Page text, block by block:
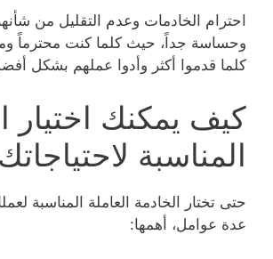
احترام الخادمات وعدم التقليل من
وحساسة جداً، حيث كلما كنت محترماً
كلما قدموا أكثر وأدوا عملهم بشكل
كيف يمكنك اختيار
المناسبة
حتى تختار الخادمة العاملة المناسبة
عدة عوامل، أهمها: